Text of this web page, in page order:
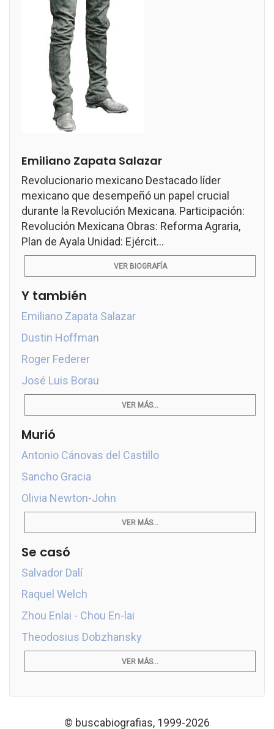
Emiliano Zapata Salazar
Revolucionario mexicano Destacado líder
mexicano que desempeñó un papel crucial
durante la Revolución Mexicana. Participación:
Revolución Mexicana Obras: Reforma Agraria,
Plan de Ayala Unidad: Ejércit...
VER BIOGRAFÍA
Y también
Emiliano Zapata Salazar
Dustin Hoffman
Roger Federer
José Luis Borau
VER MÁS...
Murió
Antonio Cánovas del Castillo
Sancho Gracia
Olivia Newton-John
VER MÁS...
Se casó
Salvador Dalí
Raquel Welch
Zhou Enlai - Chou En-lai
Theodosius Dobzhansky
VER MÁS...
© buscabiografias, 1999-2026